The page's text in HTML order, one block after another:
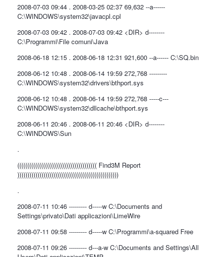
2008-07-03 09:44 . 2008-03-25 02:37 69,632 --a------
C:\WINDOWS\system32\javacpl.cpl
2008-07-03 09:42 . 2008-07-03 09:42 <DIR> d--------
C:\Programmi\File comuni\Java
2008-06-18 12:15 . 2008-06-18 12:31 921,600 --a------ C:\SQ.bin
2008-06-12 10:48 . 2008-06-14 19:59 272,768 ---------
C:\WINDOWS\system32\drivers\bthport.sys
2008-06-12 10:48 . 2008-06-14 19:59 272,768 -----c---
C:\WINDOWS\system32\dllcache\bthport.sys
2008-06-11 20:46 . 2008-06-11 20:46 <DIR> d--------
C:\WINDOWS\Sun
.
(((((((((((((((((((((((((((((((((((((((( Find3M Report
)))))))))))))))))))))))))))))))))))))))))))))))))))
.
2008-07-11 10:46 --------- d-----w C:\Documents and
Settings\privato\Dati applicazioni\LimeWire
2008-07-11 09:58 --------- d-----w C:\Programmi\a-squared Free
2008-07-11 09:26 --------- d---a-w C:\Documents and Settings\All